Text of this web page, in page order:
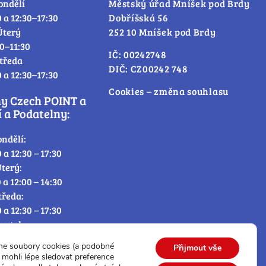
a 12:30–17:30
a 12:30–17:30
Czech POINT a
Podatelny:
a 12:30 – 17:30
a 12:00 – 14:30
a 12:30 – 17:30
Městský úřad Mníšek pod Brdy
Dobříšská 56
252 10 Mníšek pod Brdy
IČ: 00242748
DIČ: CZ00242 748
Cookies – změna souhlasu
soubory cookies (a podobné
lépe sledovat preference
Přijmout vše